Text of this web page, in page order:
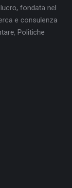
fondata nel
e consulenza
Politiche